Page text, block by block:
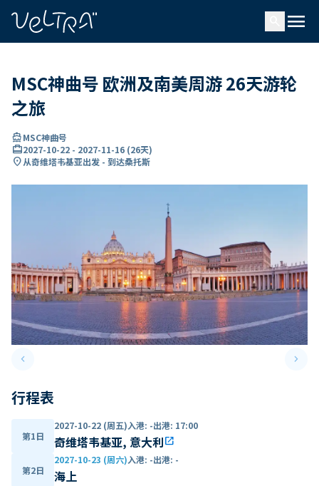
menu
MSC神曲号 欧洲及南美周游 26天游轮
之旅
directions_boatMSC神曲号
card_travel2027-10-22 - 2027-11-16 (26天)
location_on从奇维塔韦基亚出发 - 到达桑托斯
keyboard_arrow_leftPrevious slide keyboard_arrow_right
行程表
第1日
2027-10-22 (周五)入港: -出港: 17:00
奇维塔韦基亚, 意大利open_in_new
第2日
2027-10-23 (周六)入港: -出港: -
海上